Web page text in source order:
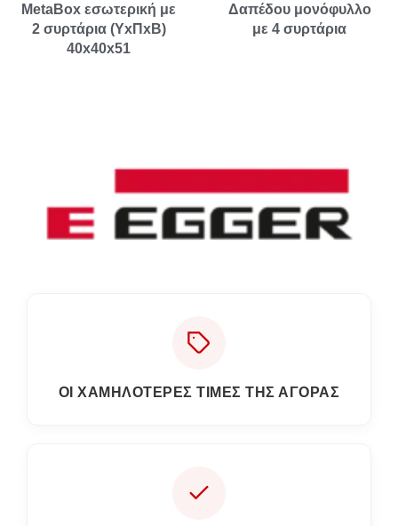
MetaBox εσωτερική με
2 συρτάρια (ΥxΠxΒ)
40x40x51
Δαπέδου μονόφυλλο
με 4 συρτάρια
ΟΙ ΧΑΜΗΛΟΤΕΡΕΣ ΤΙΜΕΣ ΤΗΣ ΑΓΟΡΑΣ